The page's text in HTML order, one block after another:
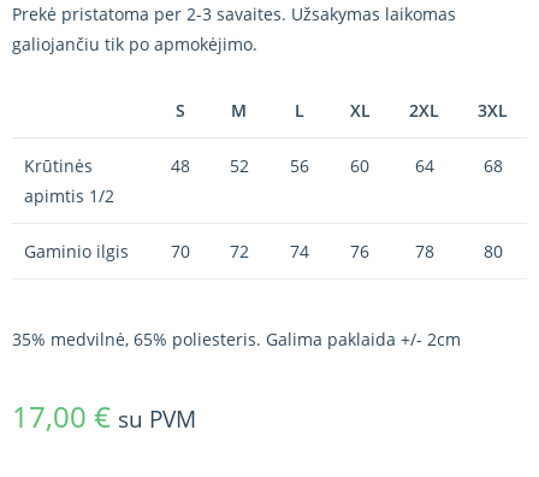
Prekė pristatoma per 2-3 savaites. Užsakymas laikomas
galiojančiu tik po apmokėjimo.
S M L XL 2XL 3XL
Krūtinės
apimtis 1/2
48 52 56 60 64 68
Gaminio ilgis 70 72 74 76 78 80
35% medvilnė, 65% poliesteris. Galima paklaida +/- 2cm
17,00 € su PVM